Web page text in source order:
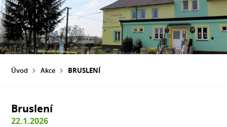
Úvod Akce BRUSLENÍ
Bruslení
22.1.2026